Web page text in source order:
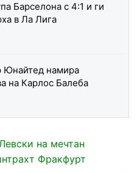
Барселона с 4:1 и ги
в Ла Лига
Юнайтед намира
на Карлос Балеба
на мечтан
Фракфурт